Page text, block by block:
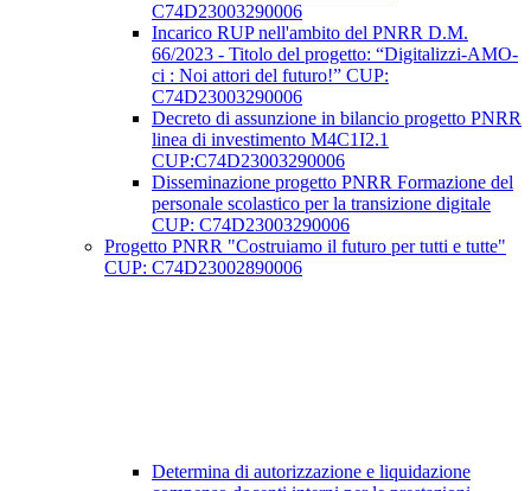
C74D23003290006
Incarico RUP nell'ambito del PNRR D.M.
66/2023 - Titolo del progetto: “Digitalizzi-AMO-
ci : Noi attori del futuro!” CUP:
C74D23003290006
Decreto di assunzione in bilancio progetto PNRR
linea di investimento M4C1I2.1
CUP:C74D23003290006
Disseminazione progetto PNRR Formazione del
personale scolastico per la transizione digitale
CUP: C74D23003290006
Progetto PNRR "Costruiamo il futuro per tutti e tutte"
CUP: C74D23002890006
Determina di autorizzazione e liquidazione